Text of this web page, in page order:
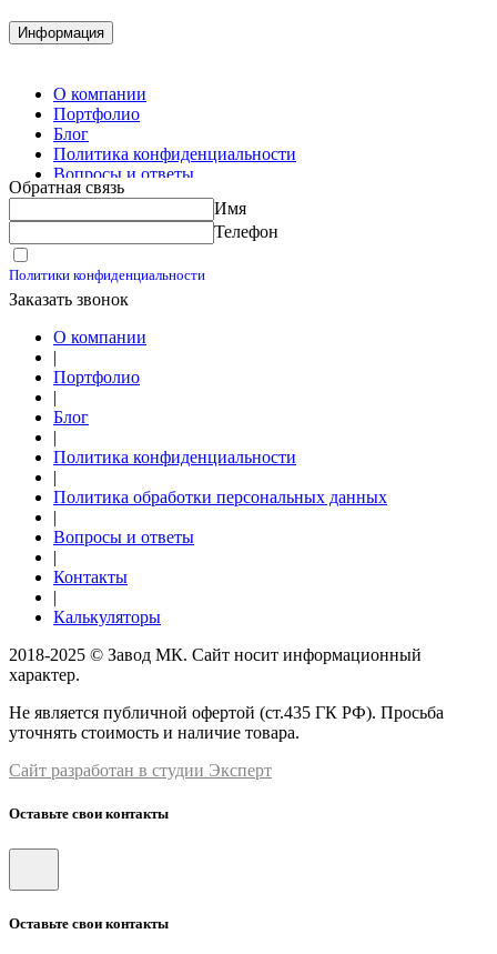
Комплектация металлопроката
Изготовление винтовых свай
Информация
О компании
Портфолио
Блог
Политика конфиденциальности
Вопросы и ответы
Контакты
Обратная связь
Имя
Телефон
Политики конфиденциальности
Заказать звонок
О компании
|
Портфолио
|
Блог
|
Политика конфиденциальности
|
Политика обработки персональных данных
|
Вопросы и ответы
|
Контакты
|
Калькуляторы
2018-2025 © Завод МК. Сайт носит информационный
характер.
Не является публичной офертой (ст.435 ГК РФ). Просьба
уточнять стоимость и наличие товара.
Сайт разработан в студии Эксперт
Оставьте свои контакты
Оставьте свои контакты